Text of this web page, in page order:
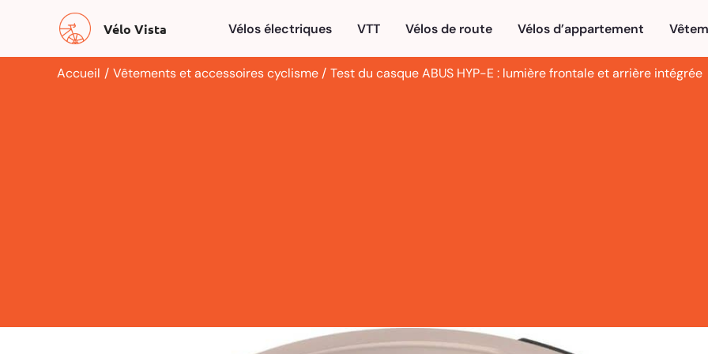
contenu
Vélo Vista Vélos électriques VTT Vélos de route Vélos d’appartement
Accueil Vêtements et accessoires cyclisme Test du casque ABUS HYP-E : lumière frontale et arrière intégrée